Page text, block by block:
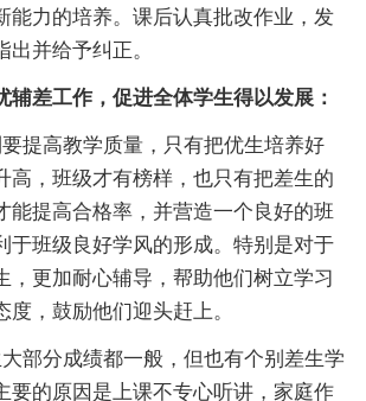
能力的培养。课后认真批改作业，发
并给予纠正。
辅差工作，促进全体学生得以发展：
高教学质量，只有把优生培养好
高，班级才有榜样，也只有把差生的
能提高合格率，并营造一个良好的班
于班级良好学风的形成。特别是对于
，更加耐心辅导，帮助他们树立学习
度，鼓励他们迎头赶上。
分成绩都一般，但也有个别差生学
要的原因是上课不专心听讲，家庭作